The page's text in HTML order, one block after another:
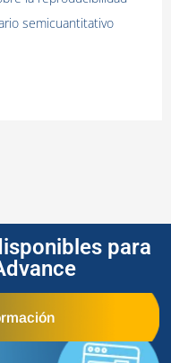
semicuantitativo
para